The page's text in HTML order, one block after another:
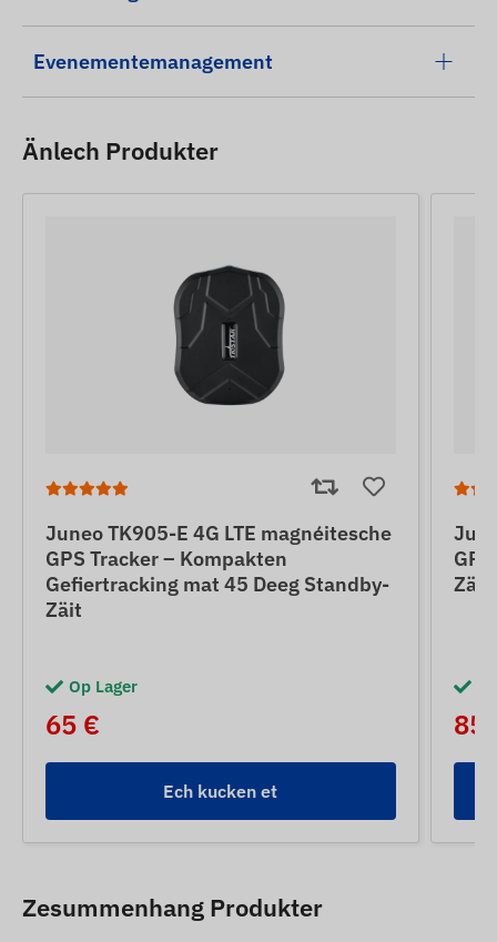
Evenementemanagement
Änlech Produkter
Juneo TK905-E 4G LTE magnéitesche
GPS Tracker – Kompakten
Gefiertracking mat 45 Deeg Standby-
Zäit
Op Lager
65 €
Ech kucken et
Zäit
85
Zesummenhang Produkter